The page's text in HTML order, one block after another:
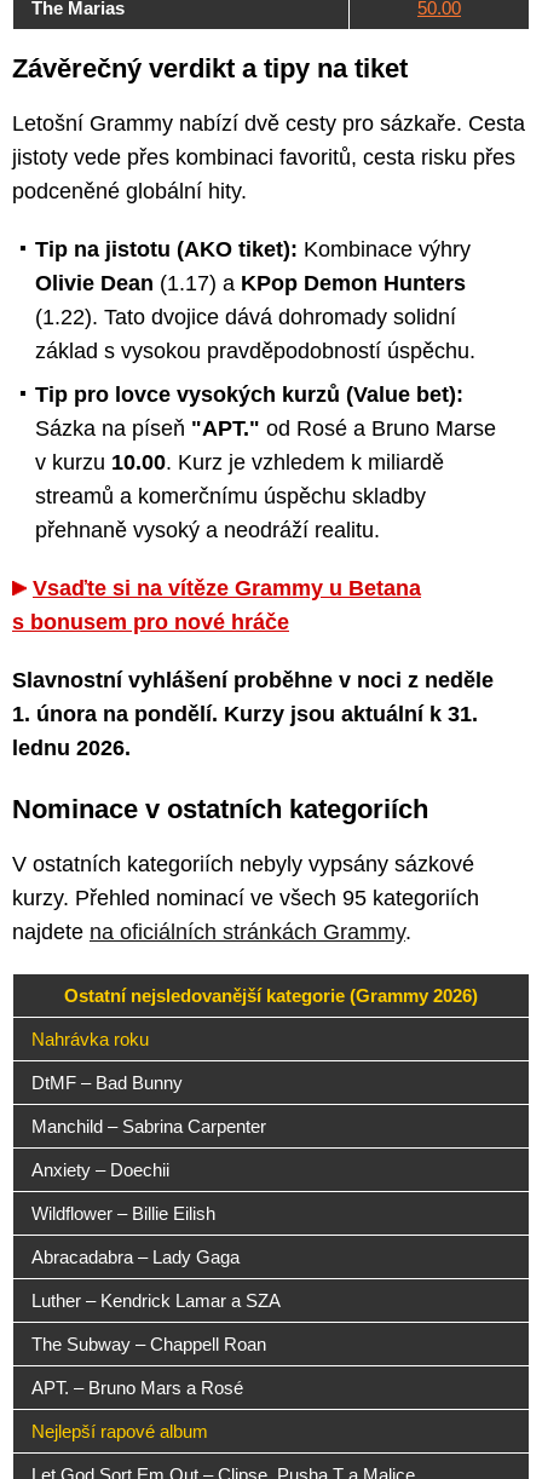
The Marias 50.00
Závěrečný verdikt a tipy na tiket
Letošní Grammy nabízí dvě cesty pro sázkaře. Cesta
jistoty vede přes kombinaci favoritů, cesta risku přes
podceněné globální hity.
Tip na jistotu (AKO tiket): Kombinace výhry
Olivie Dean (1.17) a KPop Demon Hunters
(1.22). Tato dvojice dává dohromady solidní
základ s vysokou pravděpodobností úspěchu.
Tip pro lovce vysokých kurzů (Value bet):
Sázka na píseň "APT." od Rosé a Bruno Marse
v kurzu 10.00. Kurz je vzhledem k miliardě
streamů a komerčnímu úspěchu skladby
přehnaně vysoký a neodráží realitu.
Vsaďte si na vítěze Grammy u Betana
s bonusem pro nové hráče
Slavnostní vyhlášení proběhne v noci z neděle
1. února na pondělí. Kurzy jsou aktuální k 31.
lednu 2026.
Nominace v ostatních kategoriích
V ostatních kategoriích nebyly vypsány sázkové
kurzy. Přehled nominací ve všech 95 kategoriích
najdete na oficiálních stránkách Grammy.
Ostatní nejsledovanější kategorie (Grammy 2026)
Nahrávka roku
DtMF – Bad Bunny
Manchild – Sabrina Carpenter
Anxiety – Doechii
Wildflower – Billie Eilish
Abracadabra – Lady Gaga
Luther – Kendrick Lamar a SZA
The Subway – Chappell Roan
APT. – Bruno Mars a Rosé
Nejlepší rapové album
Let God Sort Em Out – Clipse, Pusha T a Malice